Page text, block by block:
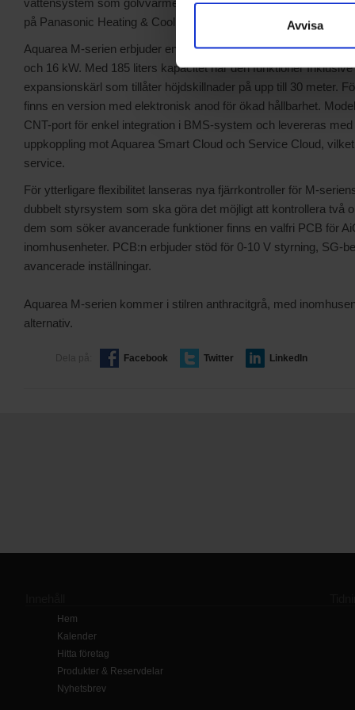
Avvisa
på Panasonic Heating & Cooling Solutions.
Aquarea M-serien erbjuder en AiO-trefasmodell som kan
och 16 kW. Med 185 liters kapacitet har den funktioner
expansionskärl som tillåter höjdskillnader på upp till 30 meter.
finns en version med elektronisk anod för ökad hållbarhet.
CNT-port för enkel integration i BMS-system och levereras
uppkoppling mot Aquarea Smart Cloud och Service Cloud,
service.
För ytterligare flexibilitet lanseras nya fjärrkontroller för M-
dubbelt styrsystem som ska göra det möjligt att kontrollera två
dem som söker avancerade funktioner finns en valfri PCB för
inomhusenheter. PCB:n erbjuder stöd för 0-10 V styrning, SG-
avancerade inställningar.
Aquarea M-serien kommer i stilren anthracitgrå, med
alternativ.
Facebook Twitter LinkedIn
Hem
Kalender
Hitta företag
Produkter & Reservdelar
Nyhetsbrev